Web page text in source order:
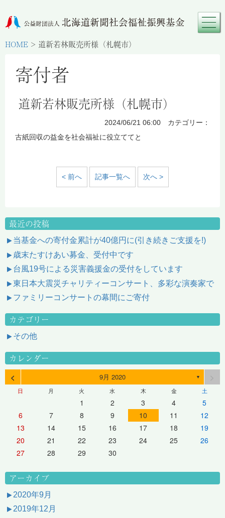
HOME > 道新若林販売所様（札幌市）
寄付者
道新若林販売所様（札幌市）
2024/06/21 06:00 カテゴリー：
古紙回収の益金を社会福祉に役立ててと
< 前へ 記事一覧へ 次へ >
最近の投稿
当基金への寄付金累計が40億円に(引き続きご支援を!)
歳末たすけあい募金、受付中です
台風19号による災害義援金の受付をしています
東日本大震災チャリティーコンサート、多彩な演奏家で
ファミリーコンサートの幕間にご寄付
カテゴリー
その他
カレンダー
< 9月 2020 ▼
日 月 火 水 木 金 土
1 2 3 4
5
6
7 8 9 10 11
12
13
14 15 16 17 18
19
20
21 22 23 24 25
26
27
28 29 30
アーカイブ
2020年9月
2019年12月